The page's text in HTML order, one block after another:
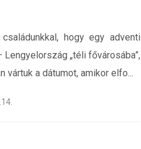
hogy egy adventi
„téli fővárosába”,
vártuk a dátumot, amikor elfo...